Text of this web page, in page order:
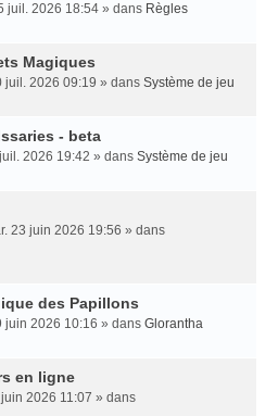
juil. 2026 18:54 » dans Règles
Magiques
juil. 2026 09:19 » dans Système de jeu
- beta
2026 19:42 » dans Système de jeu
23 juin 2026 19:56 » dans
des Papillons
juin 2026 10:16 » dans Glorantha
en ligne
2026 11:07 » dans